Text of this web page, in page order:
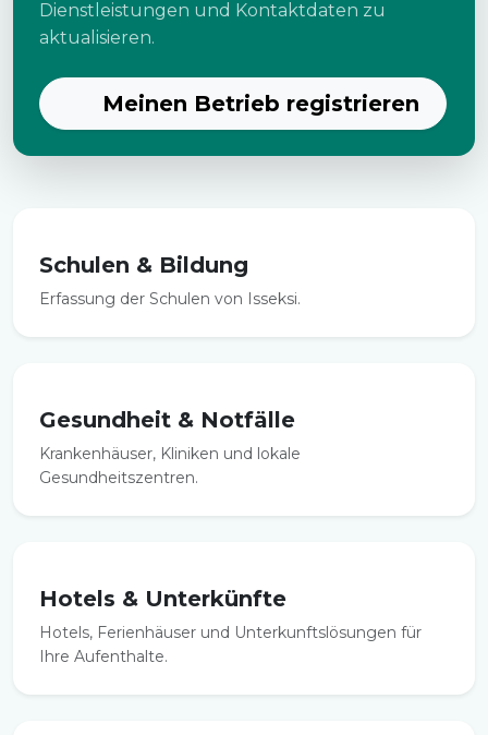
Dienstleistungen und Kontaktdaten zu
aktualisieren.
Meinen Betrieb registrieren
Schulen & Bildung
Erfassung der Schulen von Isseksi.
Gesundheit & Notfälle
Krankenhäuser, Kliniken und lokale
Gesundheitszentren.
Hotels & Unterkünfte
Hotels, Ferienhäuser und Unterkunftslösungen für
Ihre Aufenthalte.